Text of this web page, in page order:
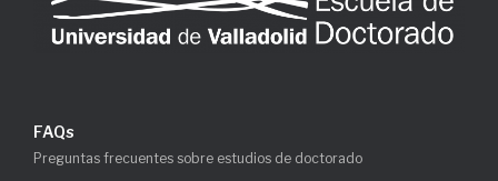
FAQs
Preguntas frecuentes sobre estudios de doctorado